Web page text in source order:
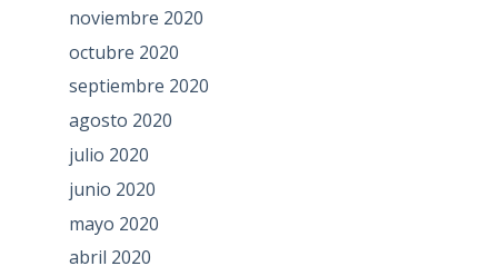
noviembre 2020
octubre 2020
septiembre 2020
agosto 2020
julio 2020
junio 2020
mayo 2020
abril 2020